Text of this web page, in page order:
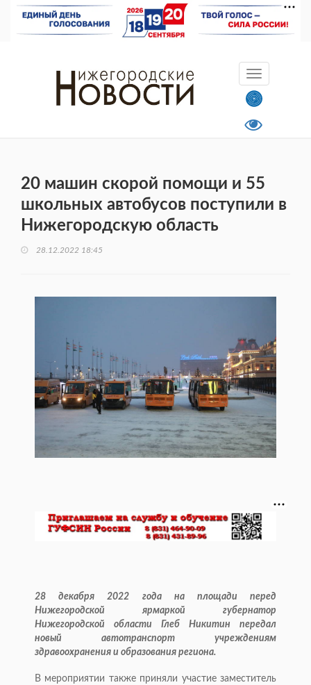
20 машин скорой помощи и 55
школьных автобусов поступили в
Нижегородскую область
28.12.2022 18:45
28 декабря 2022 года на площади перед
Нижегородской ярмаркой губернатор
Нижегородской области Глеб Никитин передал
новый автотранспорт учреждениям
здравоохранения и образования региона.
В мероприятии также приняли участие заместитель